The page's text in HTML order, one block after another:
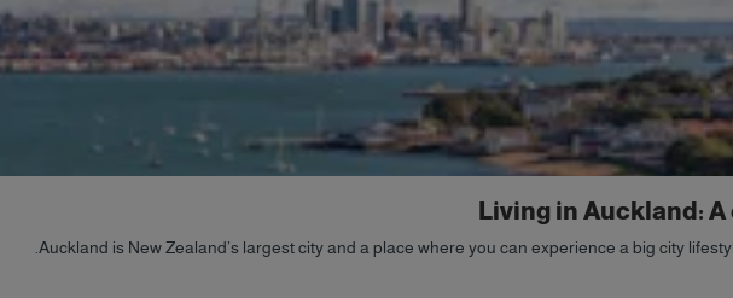
Living in Auckland:
Auckland is New Zealand’s largest city and a place where you can experience a big city